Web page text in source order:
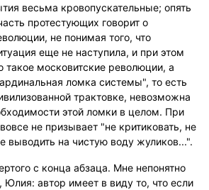
весьма кровопускательные; опять
протестующих говорит о
не понимая того, что
еще не наступила, и при этом
такое московитские революции, а
ломка системы", то есть
трактовке, невозможна
этой ломки в целом. При
не призывает "не критиковать, не
выводить на чистую воду жуликов...".
с конца абзаца. Мне непонятно
автор имеет в виду то, что если